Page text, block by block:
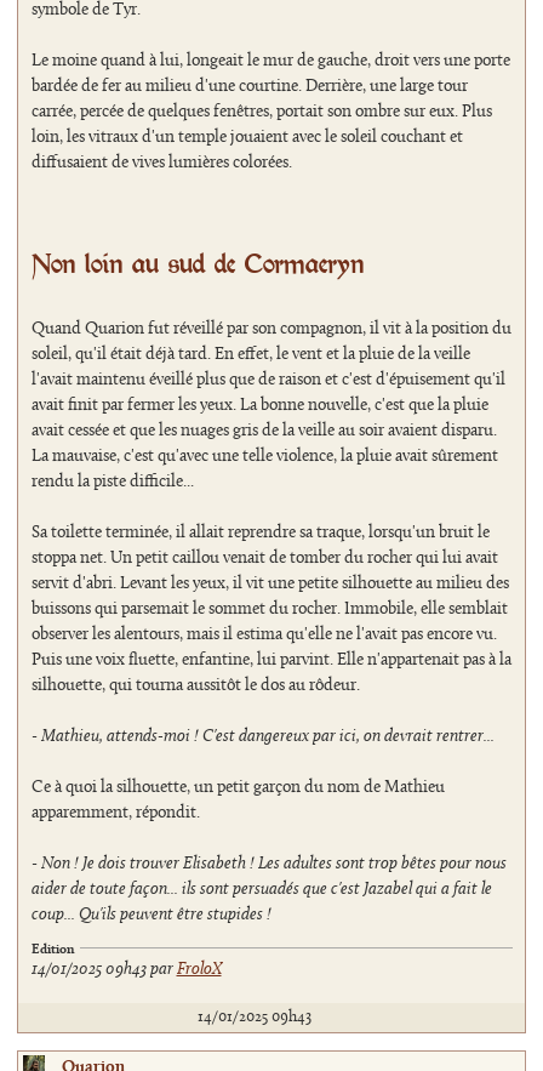
symbole de Tyr.
Le moine quand à lui, longeait le mur de gauche, droit vers une porte
bardée de fer au milieu d'une courtine. Derrière, une large tour
carrée, percée de quelques fenêtres, portait son ombre sur eux. Plus
loin, les vitraux d'un temple jouaient avec le soleil couchant et
diffusaient de vives lumières colorées.
Non loin au sud de Cormaeryn
Quand Quarion fut réveillé par son compagnon, il vit à la position du
soleil, qu'il était déjà tard. En effet, le vent et la pluie de la veille
l'avait maintenu éveillé plus que de raison et c'est d'épuisement qu'il
avait finit par fermer les yeux. La bonne nouvelle, c'est que la pluie
avait cessée et que les nuages gris de la veille au soir avaient disparu.
La mauvaise, c'est qu'avec une telle violence, la pluie avait sûrement
rendu la piste difficile...
Sa toilette terminée, il allait reprendre sa traque, lorsqu'un bruit le
stoppa net. Un petit caillou venait de tomber du rocher qui lui avait
servit d'abri. Levant les yeux, il vit une petite silhouette au milieu des
buissons qui parsemait le sommet du rocher. Immobile, elle semblait
observer les alentours, mais il estima qu'elle ne l'avait pas encore vu.
Puis une voix fluette, enfantine, lui parvint. Elle n'appartenait pas à la
silhouette, qui tourna aussitôt le dos au rôdeur.
- Mathieu, attends-moi ! C'est dangereux par ici, on devrait rentrer...
Ce à quoi la silhouette, un petit garçon du nom de Mathieu
apparemment, répondit.
- Non ! Je dois trouver Elisabeth ! Les adultes sont trop bêtes pour nous
aider de toute façon... ils sont persuadés que c'est Jazabel qui a fait le
coup... Qu'ils peuvent être stupides !
Edition
14/01/2025 09h43 par FroloX
14/01/2025 09h43